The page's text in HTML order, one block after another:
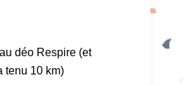
déo Respire (et
tenu 10 km)